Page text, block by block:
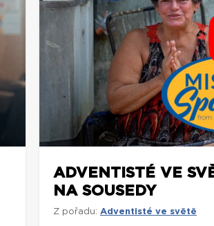
ADVENTISTÉ VE
NA SOUSEDY
Z pořadu: Adventisté ve světě